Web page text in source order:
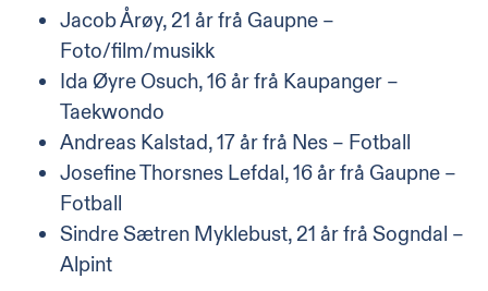
Jacob Årøy, 21 år frå Gaupne –
Foto/film/musikk
Ida Øyre Osuch, 16 år frå Kaupanger –
Taekwondo
Andreas Kalstad, 17 år frå Nes – Fotball
Josefine Thorsnes Lefdal, 16 år frå Gaupne –
Fotball
Sindre Sætren Myklebust, 21 år frå Sogndal –
Alpint